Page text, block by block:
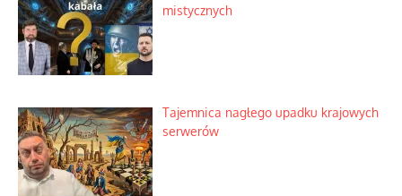
mistycznych
Tajemnica nagłego upadku krajowych
serwerów